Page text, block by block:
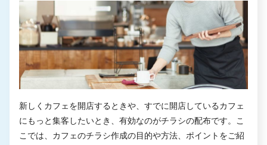
新しくカフェを開店するときや、すでに開店しているカフェ
にもっと集客したいとき、有効なのがチラシの配布です。こ
こでは、カフェのチラシ作成の目的や方法、ポイントをご紹